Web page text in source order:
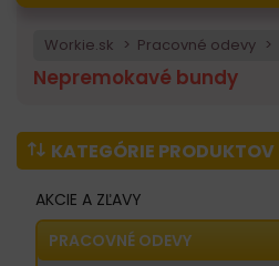
Workie.sk Pracovné odevy
Nepremokavé bundy
KATEGÓRIE PRODUKTOV
AKCIE A ZĽAVY
PRACOVNÉ ODEVY